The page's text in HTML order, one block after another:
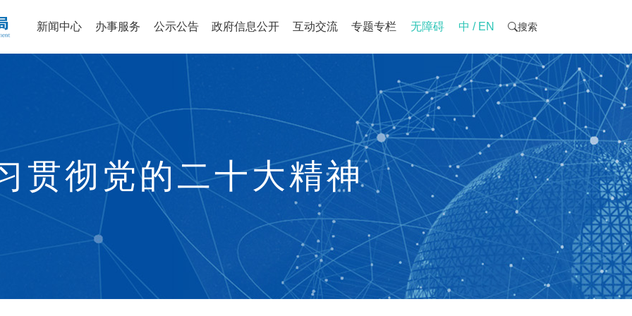
新闻中心 办事服务 公示公告 政府信息公开 互动交流 专题专栏 无障碍 中 / EN 搜索
贯彻党的二十大精神